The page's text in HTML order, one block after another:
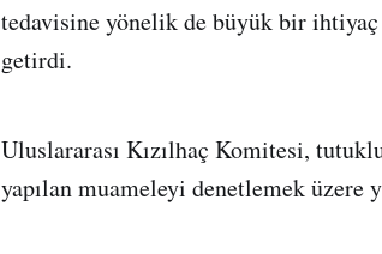
tedavisine yönelik de büyük bir ihtiyaç
getirdi.
Uluslararası Kızılhaç Komitesi,
yapılan muameleyi denetlemek üzere